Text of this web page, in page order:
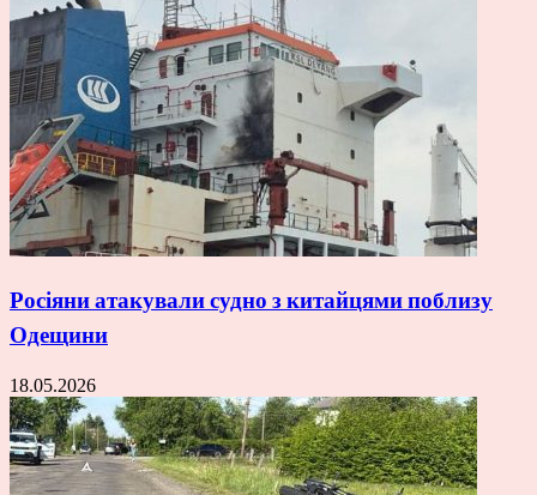
Росіяни атакували судно з китайцями поблизу
Одещини
18.05.2026